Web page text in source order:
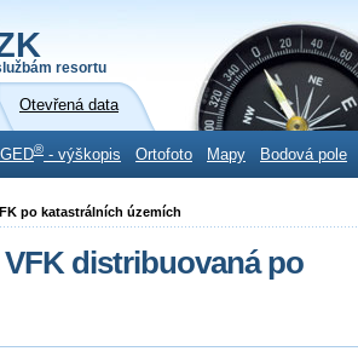
resortu
Otevřená data
® - výškopis Ortofoto Mapy Bodová pole
po katastrálních územích
distribuovaná po